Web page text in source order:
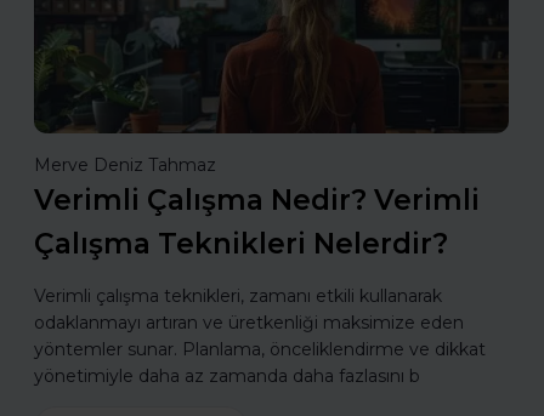
Merve Deniz Tahmaz
Verimli Çalışma Nedir? Verimli
Çalışma Teknikleri Nelerdir?
Verimli çalışma teknikleri, zamanı etkili kullanarak
odaklanmayı artıran ve üretkenliği maksimize eden
yöntemler sunar. Planlama, önceliklendirme ve dikkat
yönetimiyle daha az zamanda daha fazlasını b